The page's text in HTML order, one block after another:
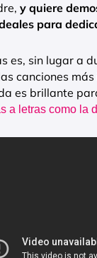
y quiere
para
es, sin lugar a
canciones
es brillante
a letras como la